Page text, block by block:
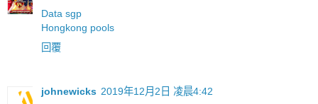
Data sgp
Hongkong pools
回覆
johnewicks 2019年12月2日 凌晨4:42